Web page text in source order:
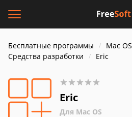
Бесплатные программы Mac OS
Средства разработки
Eric
Eric
Для Mac OS